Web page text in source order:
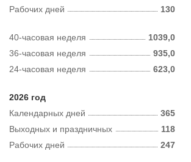
Рабочих дней 130
40-часовая неделя
1039,0
36-часовая неделя
935,0
24-часовая неделя
623,0
2026 год
Календарных дней
365
Рабочих дней 247
Выходных и праздничных 118